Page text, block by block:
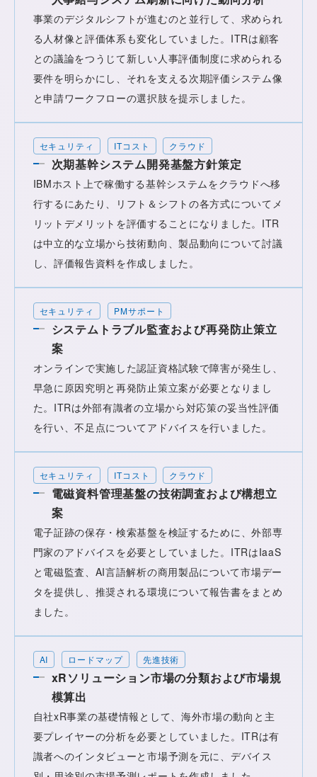
事業のデジタルシフトが進むのと並行して、求められ
る人材像と評価体系も変化していました。ITRは顧客
との議論をつうじて新しい人事評価制度に求められる
要件を明らかにし、それを支える次期評価システム像
と申請ワークフローの選択肢を提示しました。
セキュリティ ITコスト クラウド
次期基幹システム開発基盤方針策定
IBMホスト上で稼働する基幹システムをクラウドへ移
行するにあたり、リフト＆シフトの各方式についてメ
リットデメリットを評価することになりました。ITR
は中立的な立場から技術動向、製品動向について討議
し、評価報告資料を作成しました。
セキュリティ PMサポート
システムトラブル監査および再発防止策立
案
オンラインで実施した認証資格試験で障害が発生し、
早急に原因究明と再発防止策立案が必要となりまし
た。ITRは外部有識者の立場から対応策の妥当性評価
を行い、不足点についてアドバイスを行いました。
セキュリティ ITコスト クラウド
電磁資料管理基盤の技術調査および構想立
案
電子証跡の保存・検索基盤を検証するために、外部専
門家のアドバイスを必要としていました。ITRはIaaS
と電磁監査、AI言語解析の商用製品について市場デー
タを提供し、推奨される環境について報告書をまとめ
ました。
AI ロードマップ 先進技術
xRソリューション市場の分類および市場規
模算出
自社xR事業の基礎情報として、海外市場の動向と主
要プレイヤーの分析を必要としていました。ITRは有
識者へのインタビューと市場予測を元に、デバイス